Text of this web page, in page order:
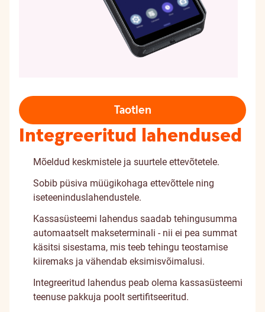
Taotlen
Integreeritud lahendused
Mõeldud keskmistele ja suurtele ettevõtetele.
Sobib püsiva müügikohaga ettevõttele ning
iseteeninduslahendustele.
Kassasüsteemi lahendus saadab tehingusumma
automaatselt makseterminali - nii ei pea summat
käsitsi sisestama, mis teeb tehingu teostamise
kiiremaks ja vähendab eksimisvõimalusi.
Integreeritud lahendus peab olema kassasüsteemi
teenuse pakkuja poolt sertifitseeritud.